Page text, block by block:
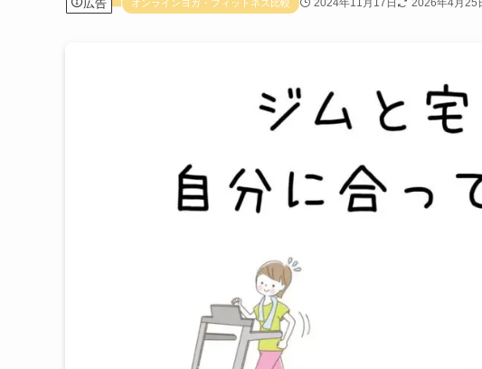
広告 オンラインヨガ・フィットネス比較